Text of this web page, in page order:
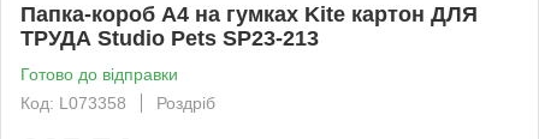
Папка-короб А4 на гумках Kite картон ДЛЯ
ТРУДА Studio Pets SP23-213
Готово до відправки
Код: L073358
Роздріб